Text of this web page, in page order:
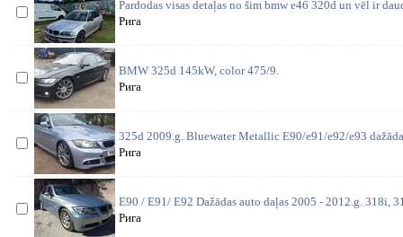
Pardodas visas detaļas no šim bmw e46 320d un vēl ir
Рига
BMW 325d 145kW, color 475/9.
Рига
325d 2009.g. Bluewater Metallic E90/e91/e92/e93
Рига
E90 / E91/ E92 Dažādas auto daļas 2005 - 2012.g. 318i,
Рига